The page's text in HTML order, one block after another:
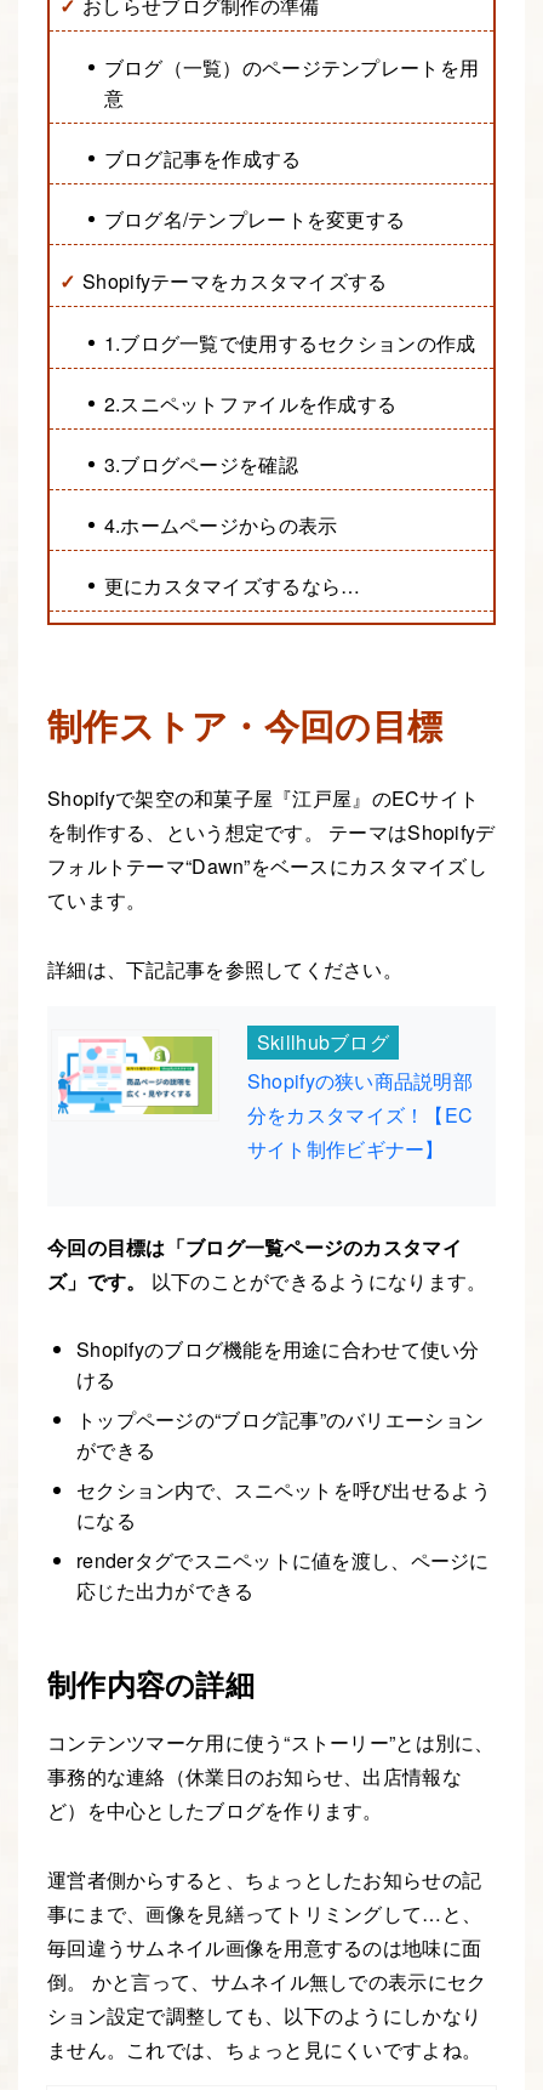
ブログ（一覧）のページテンプレートを用
意
ブログ記事を作成する
ブログ名/テンプレートを変更する
Shopifyテーマをカスタマイズする
1.ブログ一覧で使用するセクションの作成
2.スニペットファイルを作成する
3.ブログページを確認
4.ホームページからの表示
更にカスタマイズするなら…
制作ストア・今回の目標
Shopifyで架空の和菓子屋『江戸屋』のECサイト
を制作する、という想定です。 テーマはShopifyデ
フォルトテーマ“Dawn”をベースにカスタマイズし
ています。
詳細は、下記記事を参照してください。
Skillhubブログ
Shopifyの狭い商品説明部
分をカスタマイズ！【EC
サイト制作ビギナー】
今回の目標は「ブログ一覧ページのカスタマイ
ズ」です。
以下のことができるようになります。
Shopifyのブログ機能を用途に合わせて使い分
ける
トップページの“ブログ記事”のバリエーション
ができる
セクション内で、スニペットを呼び出せるよう
になる
renderタグでスニペットに値を渡し、ページに
応じた出力ができる
制作内容の詳細
コンテンツマーケ用に使う“ストーリー”とは別に、
事務的な連絡（休業日のお知らせ、出店情報な
ど）を中心としたブログを作ります。
運営者側からすると、ちょっとしたお知らせの記
事にまで、画像を見繕ってトリミングして…と、
毎回違うサムネイル画像を用意するのは地味に面
倒。 かと言って、サムネイル無しでの表示にセク
ション設定で調整しても、以下のようにしかなり
ません。これでは、ちょっと見にくいですよね。